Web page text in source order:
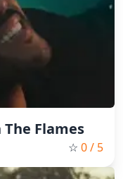
Flames
☆ 0/ 5